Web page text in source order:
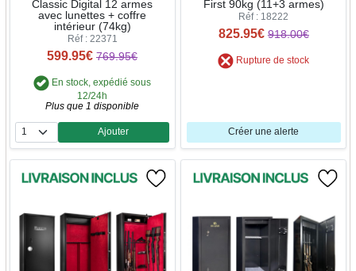
Classic Digital 12 armes
avec lunettes + coffre
intérieur (74kg)
Réf : 22371
599.95€ 769.95€
En stock, expédié sous
12/24h
Plus que 1 disponible
Quantité
Ajouter
First 90kg (11+3 armes)
Réf : 18222
825.95€ 918.00€
Rupture de stock
Créer une alerte